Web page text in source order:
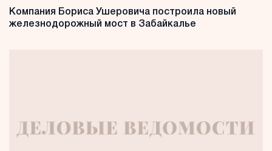
Компания Бориса Ушеровича построила новый
железнодорожный мост в Забайкалье